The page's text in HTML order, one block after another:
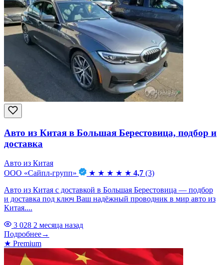
Авто из Китая в Большая Берестовица, подбор и
доставка
Авто из Китая
ООО «Сайпл-групп»
★ ★ ★ ★ ★ 4,7 (3)
Авто из Китая с доставкой в Большая Берестовица — подбор
и доставка под ключ Ваш надёжный проводник в мир авто из
Китая....
3 028 2 месяца назад
Подробнее→
★ Premium